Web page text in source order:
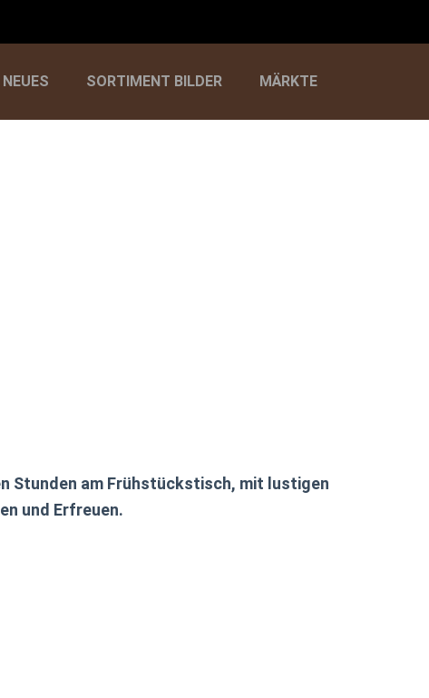
NEUES SORTIMENT BILDER MÄRKTE
Stunden am Frühstückstisch, mit lustigen
und Erfreuen.